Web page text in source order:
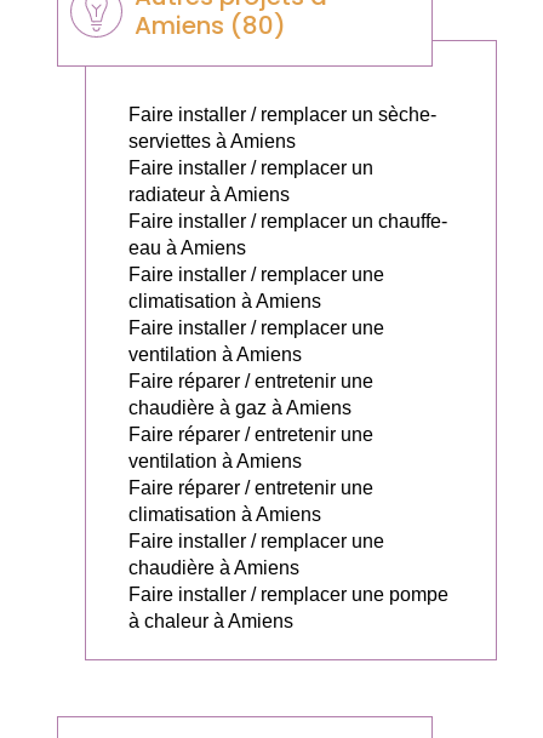
Amiens (80)
Faire installer / remplacer un sèche-
serviettes à Amiens
Faire installer / remplacer un
radiateur à Amiens
Faire installer / remplacer un chauffe-
eau à Amiens
Faire installer / remplacer une
climatisation à Amiens
Faire installer / remplacer une
ventilation à Amiens
Faire réparer / entretenir une
chaudière à gaz à Amiens
Faire réparer / entretenir une
ventilation à Amiens
Faire réparer / entretenir une
climatisation à Amiens
Faire installer / remplacer une
chaudière à Amiens
Faire installer / remplacer une pompe
à chaleur à Amiens